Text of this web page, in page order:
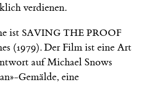
verdienen.
ist SAVING THE PROOF
(1979). Der Film ist eine Art
auf Michael Snows
Gemälde, eine